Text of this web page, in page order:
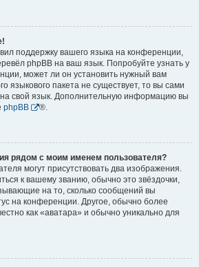
поддержку вашего языка на конференции,
phpBB на ваш язык. Попробуйте узнать у
может ли он установить нужный вам
языкового пакета не существует, то вы сами
свой язык. Дополнительную информацию вы
phpBB ®.
рядом с моим именем пользователя?
могут присутствовать два изображения.
к вашему званию, обычно это звёздочки,
на то, сколько сообщений вы
на конференции. Другое, обычно более
как «аватара» и обычно уникально для